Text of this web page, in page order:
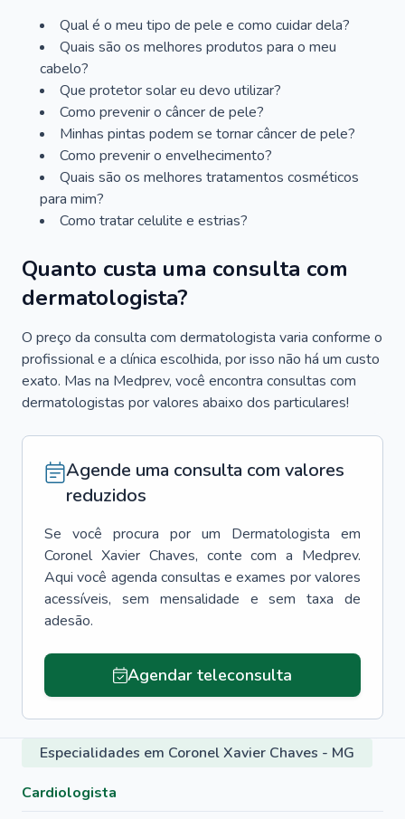
Qual é o meu tipo de pele e como cuidar dela?
Quais são os melhores produtos para o meu
cabelo?
Que protetor solar eu devo utilizar?
Como prevenir o câncer de pele?
Minhas pintas podem se tornar câncer de pele?
Como prevenir o envelhecimento?
Quais são os melhores tratamentos cosméticos
para mim?
Como tratar celulite e estrias?
Quanto custa uma consulta com
dermatologista?
O preço da consulta com dermatologista varia conforme o
profissional e a clínica escolhida, por isso não há um custo
exato. Mas na Medprev, você encontra consultas com
dermatologistas por valores abaixo dos particulares!
Agende uma consulta com valores
reduzidos
Se você procura por um Dermatologista em
Coronel Xavier Chaves, conte com a Medprev.
Aqui você agenda consultas e exames por valores
acessíveis, sem mensalidade e sem taxa de
adesão.
Agendar teleconsulta
Especialidades em Coronel Xavier Chaves - MG
Cardiologista